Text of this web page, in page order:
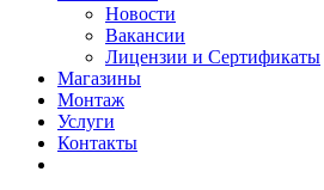
Новости
Вакансии
Лицензии и Сертификаты
Магазины
Монтаж
Услуги
Контакты